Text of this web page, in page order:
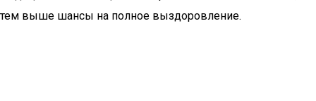
тем выше шансы на полное выздоровление.